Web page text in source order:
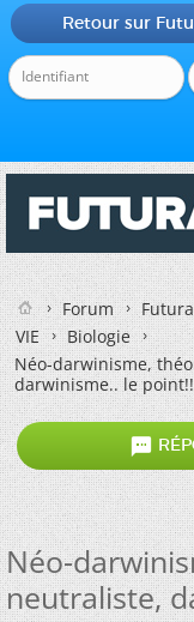
Retour sur
Forum
VIE
Biologie
Néo-darwinisme,
darwinisme.. le point!!

Néo-
neutraliste,